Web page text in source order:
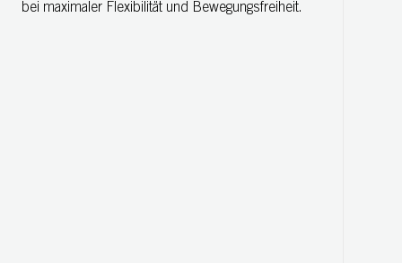
bei maximaler Flexibilität und Bewegungsfreiheit.